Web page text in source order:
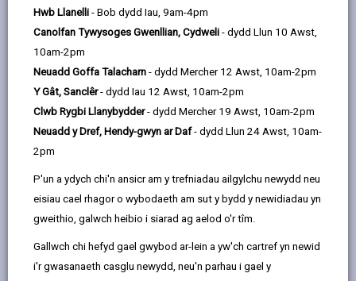
Hwb Llanelli - Bob dydd Iau, 9am-4pm
Canolfan Tywysoges Gwenllian, Cydweli - dydd Llun 10 Awst,
10am-2pm
Neuadd Goffa Talacharn - dydd Mercher 12 Awst, 10am-2pm
Y Gât, Sanclêr- dydd Iau 12 Awst, 10am-2pm
Clwb Rygbi Llanybydder- dydd Mercher 19 Awst, 10am-2pm
Neuadd y Dref, Hendy-gwyn ar Daf- dydd Llun 24 Awst, 10am-
2pm
P'un a ydych chi'n ansicr am y trefniadau ailgylchu newydd neu
eisiau cael rhagor o wybodaeth am sut y bydd y newidiadau yn
gweithio, galwch heibio i siarad ag aelod o'r tîm.
Gallwch chi hefyd gael gwybod ar-lein a yw'ch cartref yn newid
i'r gwasanaeth casglu newydd, neu'n parhau i gael y
Golwg ar y Prosiect
Roedd y prosiect hwn yn cynnwys ysgol
gynradd newydd gyda 315 o leoedd i
ddisgyblion cynradd a 45 o leoedd meithrin.
Codwyd adeilad newydd yr ysgol ar dir ger
safle presennol yr ysgol, gan ddarparu
ddisgyblion a staff. Roedd y prosiect hefyd
yn cynnwys dilyn proses statudol i gyflwyno
meithrinfa gan yr awdurdod lleol yn yr ysgol.
Contractiwr